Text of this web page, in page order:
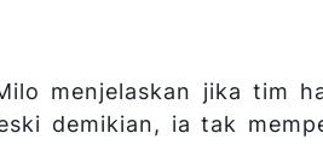
menjelaskan jika tim
demikian, ia tak